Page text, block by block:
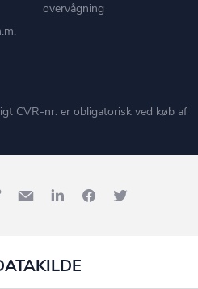
overvågning
CVR-nr. er obligatorisk ved køb af